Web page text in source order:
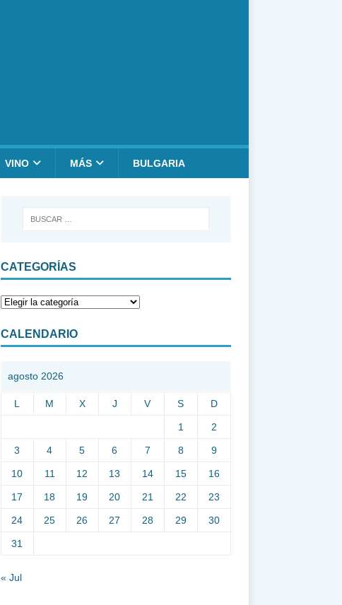
VINO MÁS BULGARIA
CATEGORÍAS
CALENDARIO
agosto 2026
L M X J V S D
1 2
3 4 5 6 7 8 9
10 11 12 13 14 15 16
17 18 19 20 21 22 23
24 25 26 27 28 29 30
31
« Jul